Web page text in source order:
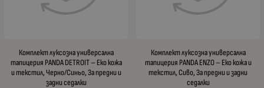
Комплект луксозна универсална
тапицерия PANDA DETROIT – Еко кожа
и текстил, Черно/Синьо, За предни и
задни седалки
Комплект луксозна универсална
тапицерия PANDA ENZO – Еко кожа и
текстил, Сиво, За предни и задни
седалки